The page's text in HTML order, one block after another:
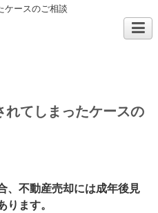
ケースのご相談
れてしまったケースの
、不動産売却には成年後見
ります。